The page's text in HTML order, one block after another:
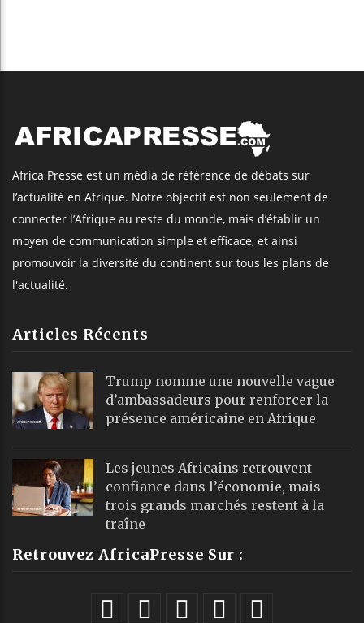
Africa Presse est un média de référence de débats sur
l’actualité en Afrique. Notre objectif est non seulement de
connecter l’Afrique au reste du monde, mais d’établir un
moyen de communication simple et efficace, et ainsi
promouvoir la diversité du continent sur tous les plans de
l'actualité.
Articles Récents
Trump nomme une nouvelle vague
d’ambassadeurs pour renforcer la
présence américaine en Afrique
Les jeunes Africains retrouvent
confiance dans l’économie, mais
trois grands marchés restent à la
traîne
Retrouvez AfricaPresse Sur :